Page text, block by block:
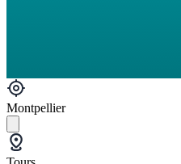
Montpellier